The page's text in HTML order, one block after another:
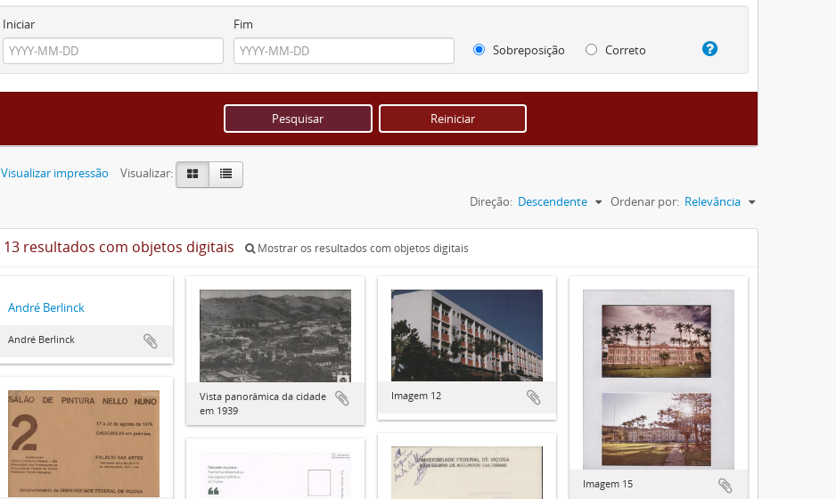
Iniciar
Fim
Sobreposição
Correto
Visualizar impressão
Visualizar:
Ordenar por: Relevância
Direção: Descendente
13 resultados com objetos digitais Mostrar os resultados com objetos digitais
André Berlinck
André Berlinck
Vista panorâmica da cidade
em 1939
Imagem 12
Imagem 15